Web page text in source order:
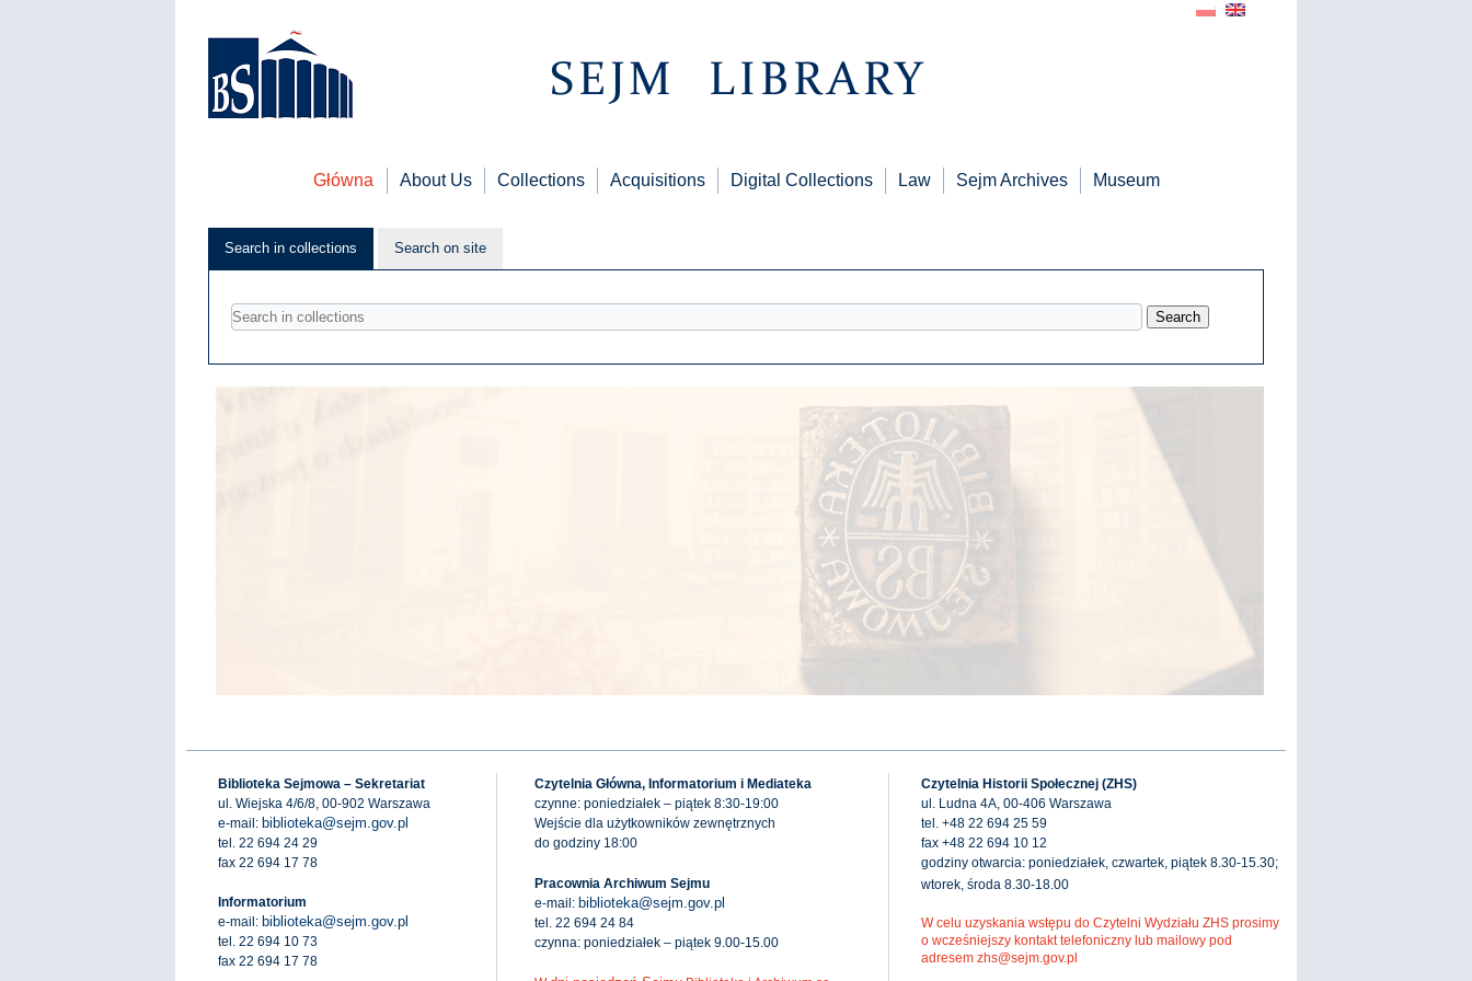
Główna About Us Collections Acquisitions Digital Collections Law Sejm Archives Museum
Search in collections Search on site
Biblioteka Sejmowa – Sekretariat
ul. Wiejska 4/6/8, 00-902 Warszawa
e-mail: biblioteka@sejm.gov.pl
tel. 22 694 24 29
fax 22 694 17 78
Informatorium
e-mail: biblioteka@sejm.gov.pl
tel. 22 694 10 73
fax 22 694 17 78
Czytelnia Główna, Informatorium i Mediateka
czynne: poniedziałek – piątek 8:30-19:00
Wejście dla użytkowników zewnętrznych
do godziny 18:00
Pracownia Archiwum Sejmu
e-mail: biblioteka@sejm.gov.pl
tel. 22 694 24 84
czynna: poniedziałek – piątek 9.00-15.00
Czytelnia Historii Społecznej (ZHS)
ul. Ludna 4A, 00-406 Warszawa
tel. +48 22 694 25 59
fax +48 22 694 10 12
godziny otwarcia: poniedziałek, czwartek, piątek 8.30-15.30;
wtorek, środa 8.30-18.00
W celu uzyskania wstępu do Czytelni Wydziału ZHS prosimy
o wcześniejszy kontakt telefoniczny lub mailowy pod
adresem zhs@sejm.gov.pl